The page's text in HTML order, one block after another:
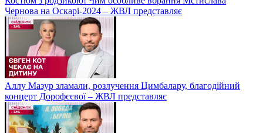
Чернова на Оскарі-2024 – ЖВЛ представляє
Аллу Мазур зламали, розлучення Цимбалару, благодійний
концерт Дорофєєвої – ЖВЛ представляє